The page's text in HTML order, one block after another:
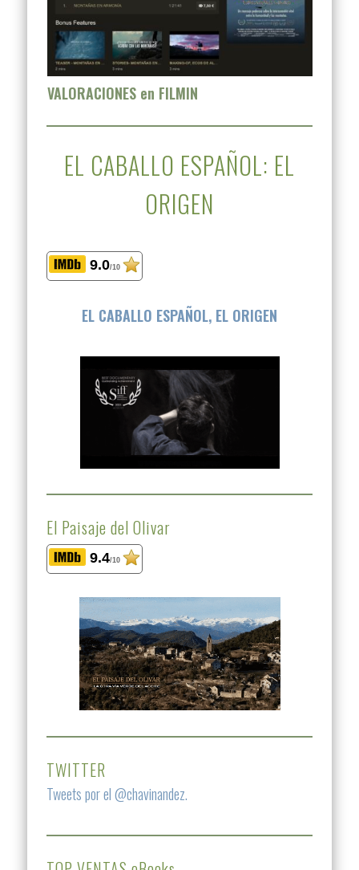
VALORACIONES en FILMIN
EL CABALLO ESPAÑOL: EL
ORIGEN
9.0/10
EL CABALLO ESPAÑOL, EL ORIGEN
El Paisaje del Olivar
9.4/10
TWITTER
Tweets por el @chavinandez.